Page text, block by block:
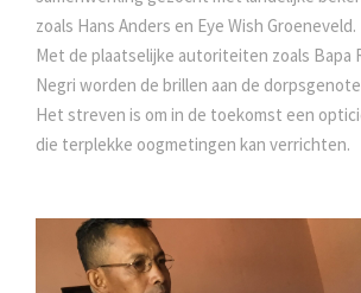
zoals Hans Anders en Eye Wish Groeneveld.
Met de plaatselijke autoriteiten zoals Bapa
Negri worden de brillen aan de
Het streven is om in de toekomst een
die terplekke oogmetingen kan verrichten.